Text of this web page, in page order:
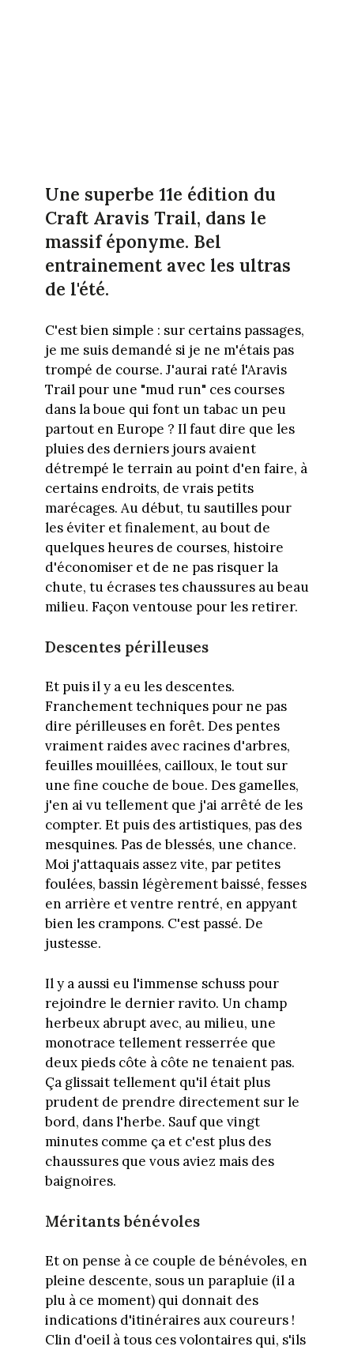
Une superbe 11e édition du
Craft Aravis Trail, dans le
massif éponyme. Bel
entrainement avec les ultras
de l'été.
C'est bien simple : sur certains passages,
je me suis demandé si je ne m'étais pas
trompé de course. J'aurai raté l'Aravis
Trail pour une "mud run" ces courses
dans la boue qui font un tabac un peu
partout en Europe ? Il faut dire que les
pluies des derniers jours avaient
détrempé le terrain au point d'en faire, à
certains endroits, de vrais petits
marécages. Au début, tu sautilles pour
les éviter et finalement, au bout de
quelques heures de courses, histoire
d'économiser et de ne pas risquer la
chute, tu écrases tes chaussures au beau
milieu. Façon ventouse pour les retirer.
Descentes périlleuses
Et puis il y a eu les descentes.
Franchement techniques pour ne pas
dire périlleuses en forêt. Des pentes
vraiment raides avec racines d'arbres,
feuilles mouillées, cailloux, le tout sur
une fine couche de boue. Des gamelles,
j'en ai vu tellement que j'ai arrêté de les
compter. Et puis des artistiques, pas des
mesquines. Pas de blessés, une chance.
Moi j'attaquais assez vite, par petites
foulées, bassin légèrement baissé, fesses
en arrière et ventre rentré, en appyant
bien les crampons. C'est passé. De
justesse.
Il y a aussi eu l'immense schuss pour
rejoindre le dernier ravito. Un champ
herbeux abrupt avec, au milieu, une
monotrace tellement resserrée que
deux pieds côte à côte ne tenaient pas.
Ça glissait tellement qu'il était plus
prudent de prendre directement sur le
bord, dans l'herbe. Sauf que vingt
minutes comme ça et c'est plus des
chaussures que vous aviez mais des
baignoires.
Méritants bénévoles
Et on pense à ce couple de bénévoles, en
pleine descente, sous un parapluie (il a
plu à ce moment) qui donnait des
indications d'itinéraires aux coureurs !
Clin d'oeil à tous ces volontaires qui, s'ils